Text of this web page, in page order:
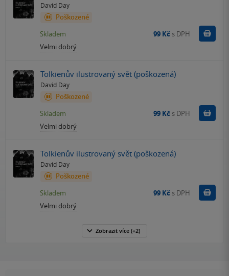
David Day
Poškozené
Velmi dobrý
Skladem 99 Kč s DPH
Tolkienův ilustrovaný svět (poškozená)
David Day
Poškozené
Velmi dobrý
Skladem 99 Kč s DPH
Tolkienův ilustrovaný svět (poškozená)
David Day
Poškozené
Velmi dobrý
Skladem 99 Kč s DPH
Zobrazit více (+2)